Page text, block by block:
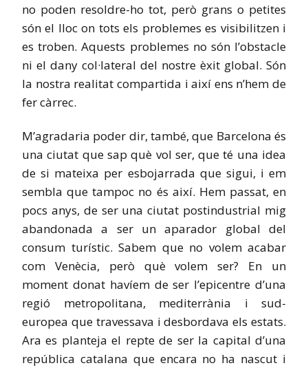
no poden resoldre-ho tot, però grans o petites
són el lloc on tots els problemes es visibilitzen i
es troben. Aquests problemes no són l’obstacle
ni el dany col·lateral del nostre èxit global. Són
la nostra realitat compartida i així ens n’hem de
fer càrrec.
M’agradaria poder dir, també, que Barcelona és
una ciutat que sap què vol ser, que té una idea
de si mateixa per esbojarrada que sigui, i em
sembla que tampoc no és així. Hem passat, en
pocs anys, de ser una ciutat postindustrial mig
abandonada a ser un aparador global del
consum turístic. Sabem que no volem acabar
com Venècia, però què volem ser? En un
moment donat havíem de ser l’epicentre d’una
regió metropolitana, mediterrània i sud-
europea que travessava i desbordava els estats.
Ara es planteja el repte de ser la capital d’una
república catalana que encara no ha nascut i